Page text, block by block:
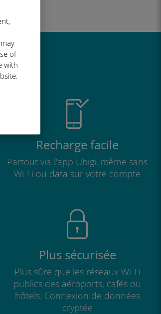
of
with
Recharge facile
Partout via l'app Ubigi, même sans
Wi-Fi ou data sur votre compte
Plus sécurisée
Plus sûre que les réseaux Wi-Fi
publics des aéroports, cafés ou
hôtels. Connexion de données
cryptée